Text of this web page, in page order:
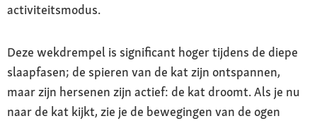
activiteitsmodus.
Deze wekdrempel is significant hoger tijdens de diepe
slaapfasen; de spieren van de kat zijn ontspannen,
maar zijn hersenen zijn actief: de kat droomt. Als je nu
naar de kat kijkt, zie je de bewegingen van de ogen